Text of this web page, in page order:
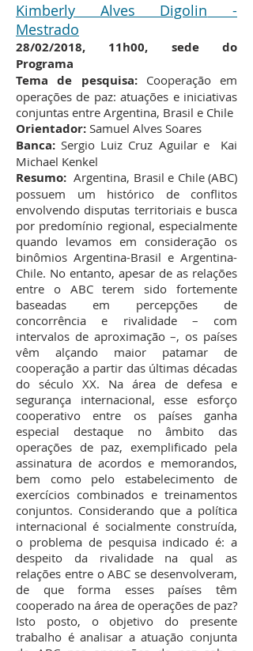
Kimberly Alves Digolin -
Mestrado
28/02/2018, 11h00, sede do
Programa
Tema de pesquisa:Cooperação em
operações de paz: atuações e iniciativas
conjuntas entre Argentina, Brasil e Chile
Orientador: Samuel Alves Soares
Banca:Sergio Luiz Cruz Aguilar e Kai
Michael Kenkel
Resumo: Argentina, Brasil e Chile (ABC)
possuem um histórico de conflitos
envolvendo disputas territoriais e busca
por predomínio regional, especialmente
quando levamos em consideração os
binômios Argentina-Brasil e Argentina-
Chile. No entanto, apesar de as relações
entre o ABC terem sido fortemente
baseadas em percepções de
concorrência e rivalidade – com
intervalos de aproximação –, os países
vêm alçando maior patamar de
cooperação a partir das últimas décadas
do século XX. Na área de defesa e
segurança internacional, esse esforço
cooperativo entre os países ganha
especial destaque no âmbito das
operações de paz, exemplificado pela
assinatura de acordos e memorandos,
bem como pelo estabelecimento de
exercícios combinados e treinamentos
conjuntos. Considerando que a política
internacional é socialmente construída,
o problema de pesquisa indicado é: a
despeito da rivalidade na qual as
relações entre o ABC se desenvolveram,
de que forma esses países têm
cooperado na área de operações de paz?
Isto posto, o objetivo do presente
trabalho é analisar a atuação conjunta